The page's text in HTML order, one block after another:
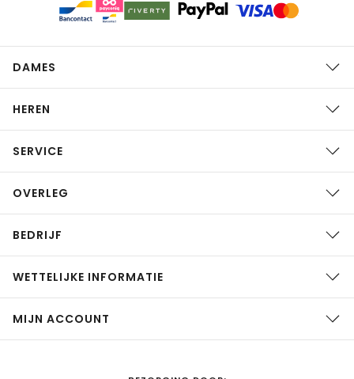
DAMES
HEREN
SERVICE
OVERLEG
BEDRIJF
WETTELIJKE INFORMATIE
MIJN ACCOUNT